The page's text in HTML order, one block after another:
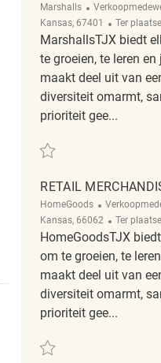
Marshalls Categorie
Kansas, 67401
Afgelegen
Ter plaatse
MarshallsTJX biedt
te groeien, te leren
maakt deel uit van
diversiteit omarmt,
prioriteit gee...
Redden merchandising
RETAIL
HomeGoods Categorie
Kansas, 66062
Afgelegen
Ter plaatse
HomeGoodsTJX
om te groeien, te
maakt deel uit van
diversiteit omarmt,
prioriteit gee...
Redden Retail